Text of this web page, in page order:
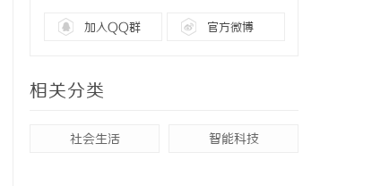
加入QQ群 官方微博
相关分类
社会生活 智能科技